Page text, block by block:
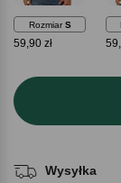
Rozmiar S
59,90 zł
Wysyłka